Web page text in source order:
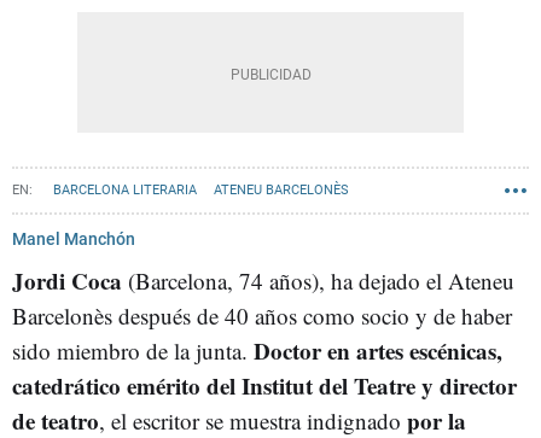
BARCELONA LITERARIA ATENEU BARCELONÈS
Manel Manchón
Jordi Coca (Barcelona, 74 años), ha dejado el Ateneu
Barcelonès después de 40 años como socio y de haber
sido miembro de la junta. Doctor en artes escénicas,
catedrático emérito del Institut del Teatre y director
de teatro, el escritor se muestra indignado por la